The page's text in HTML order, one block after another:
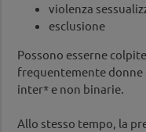
violenza
esclusione
Possono esserne
frequentemente donne
inter* e non binarie.
Allo stesso tempo, la